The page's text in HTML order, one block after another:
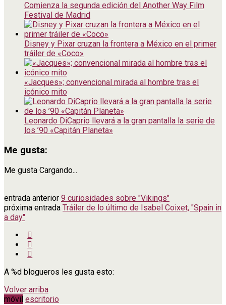
Comienza la segunda edición del Another Way Film
Festival de Madrid
Disney y Pixar cruzan la frontera a México en el primer
tráiler de «Coco»
«Jacques»; convencional mirada al hombre tras el
icónico mito
Leonardo DiCaprio llevará a la gran pantalla la serie de
los ’90 «Capitán Planeta»
Me gusta:
Me gusta Cargando...
entrada anterior 9 curiosidades sobre "Vikings"
próxima entrada Tráiler de lo último de Isabel Coixet, "Spain in
a day"
A %d blogueros les gusta esto:
Volver arriba
móvil escritorio